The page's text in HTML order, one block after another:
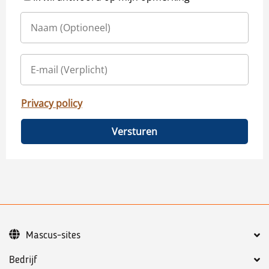
Privacy policy
Versturen
Bedrijf
Mascus-sites